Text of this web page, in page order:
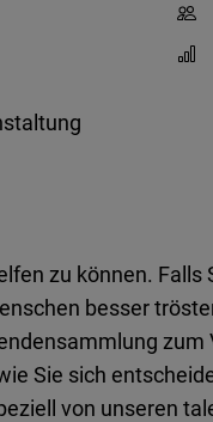
zu können.
besser
zum
Sie sich
von unseren